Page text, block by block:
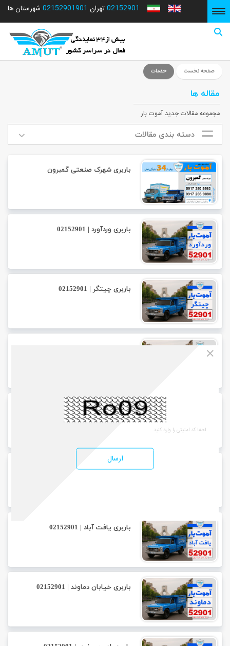
تهران 02152901901 02152901
صفحه نخست خدمات
مقاله ها
مجموعه مقالات جدید آموت بار
دسته بندی مقالات
باربری شهرک صنعتی گمبرون
باربری وردآورد | 02152901
باربری چیتگر | 02152901
باربری نعمت آباد | 02152901
باربری خلازیر | 02152901
باربری یافت آباد | 02152901
باربری خیابان دماوند | 02152901
ارسال